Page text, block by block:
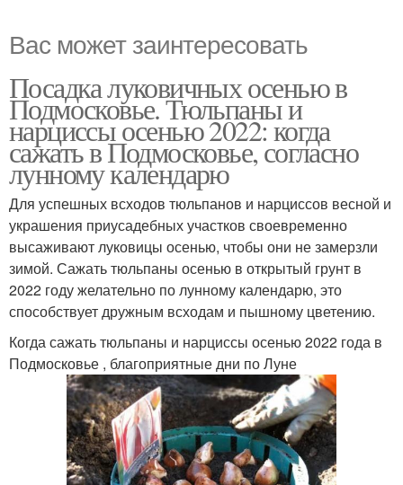
Вас может заинтересовать
Посадка луковичных осенью в
Подмосковье. Тюльпаны и
нарциссы осенью 2022: когда
сажать в Подмосковье, согласно
лунному календарю
Для успешных всходов тюльпанов и нарциссов весной и
украшения приусадебных участков своевременно
высаживают луковицы осенью, чтобы они не замерзли
зимой. Сажать тюльпаны осенью в открытый грунт в
2022 году желательно по лунному календарю, это
способствует дружным всходам и пышному цветению.
Когда сажать тюльпаны и нарциссы осенью 2022 года в
Подмосковье , благоприятные дни по Луне